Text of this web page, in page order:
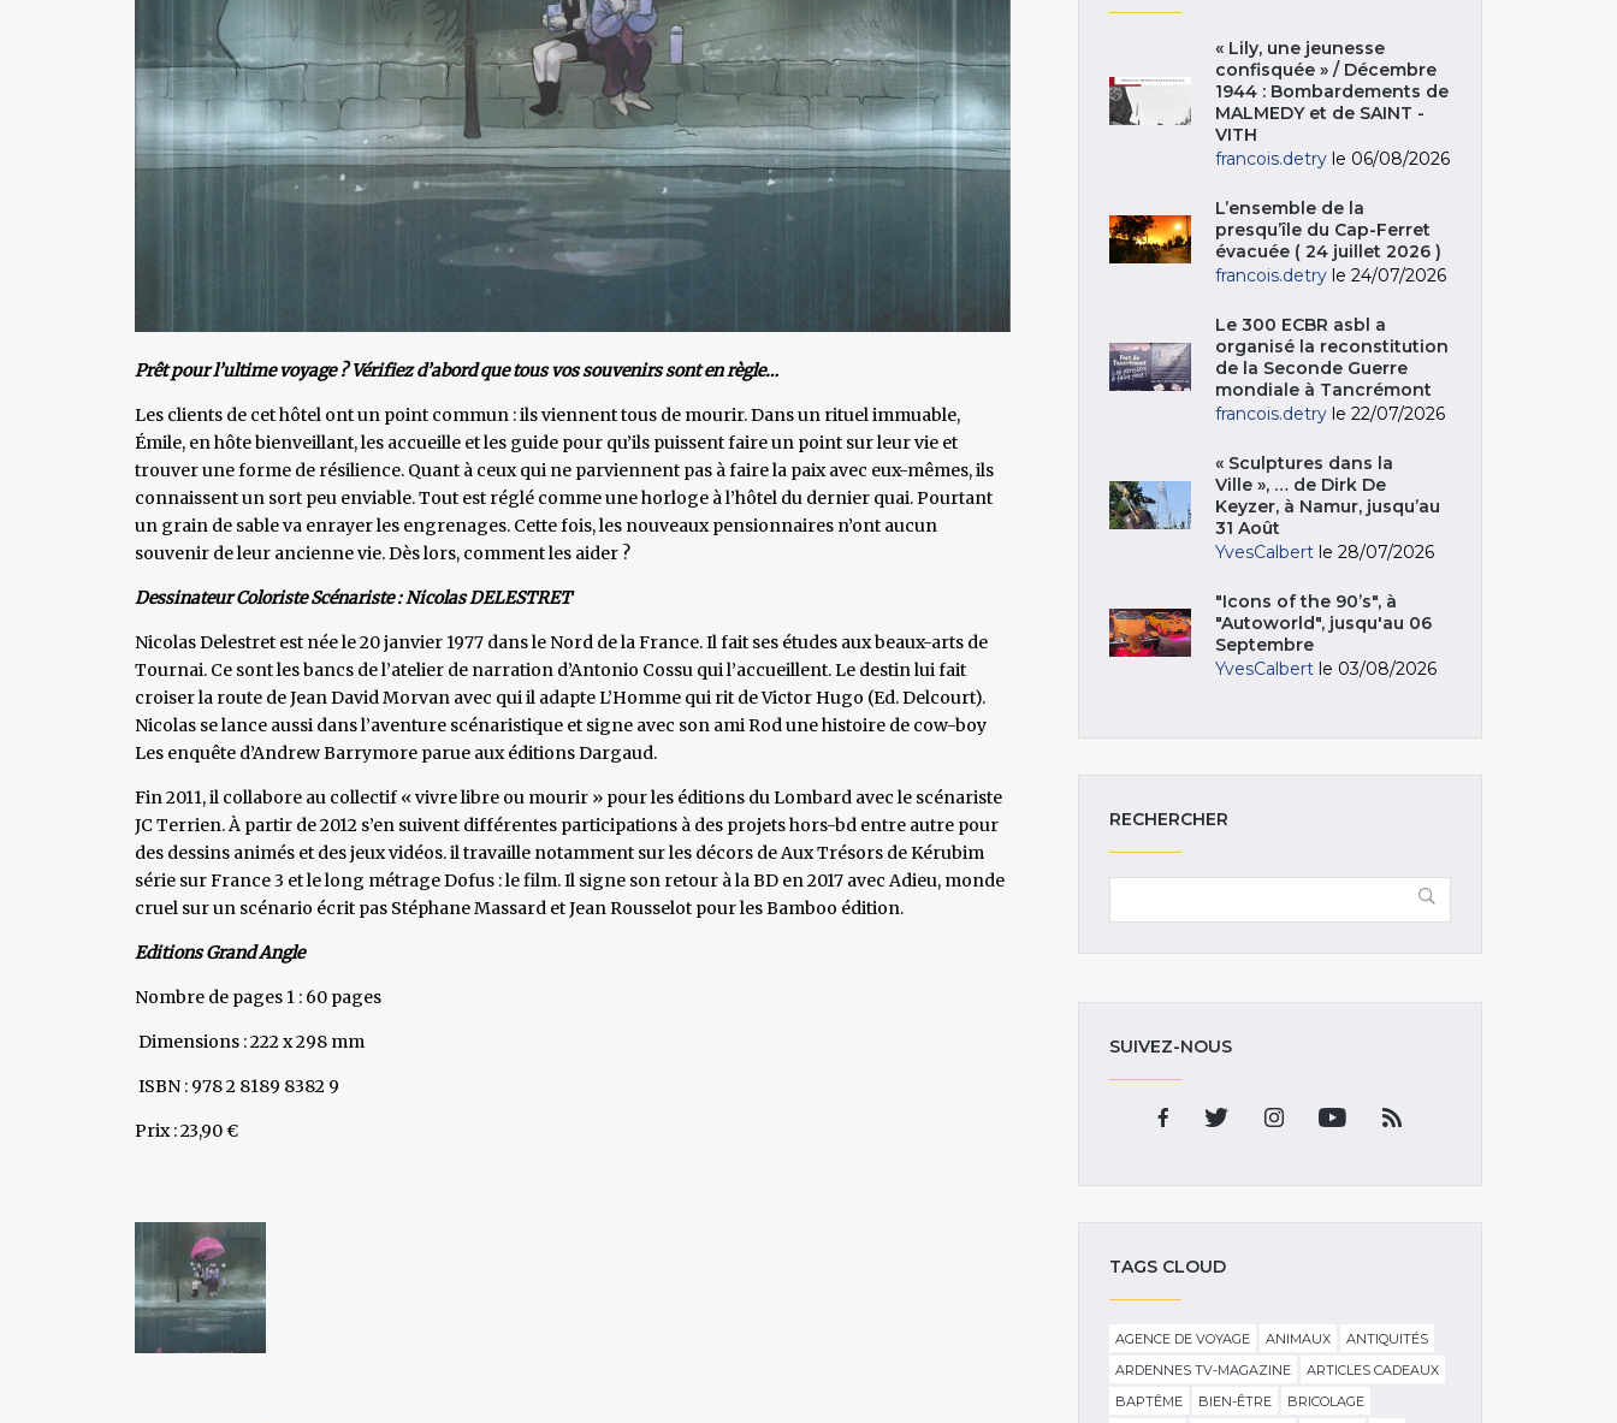
Prêt pour l’ultime voyage ? Vérifiez d’abord que tous vos souvenirs sont en règle…
Les clients de cet hôtel ont un point commun : ils viennent tous de mourir. Dans un rituel immuable,
Émile, en hôte bienveillant, les accueille et les guide pour qu’ils puissent faire un point sur leur vie et
trouver une forme de résilience. Quant à ceux qui ne parviennent pas à faire la paix avec eux-mêmes, ils
connaissent un sort peu enviable. Tout est réglé comme une horloge à l’hôtel du dernier quai. Pourtant
un grain de sable va enrayer les engrenages. Cette fois, les nouveaux pensionnaires n’ont aucun
souvenir de leur ancienne vie. Dès lors, comment les aider ?
Dessinateur Coloriste Scénariste : Nicolas DELESTRET
Nicolas Delestret est née le 20 janvier 1977 dans le Nord de la France. Il fait ses études aux beaux-arts de
Tournai. Ce sont les bancs de l’atelier de narration d’Antonio Cossu qui l’accueillent. Le destin lui fait
croiser la route de Jean David Morvan avec qui il adapte L’Homme qui rit de Victor Hugo (Ed. Delcourt).
Nicolas se lance aussi dans l’aventure scénaristique et signe avec son ami Rod une histoire de cow-boy
Les enquête d’Andrew Barrymore parue aux éditions Dargaud.
Fin 2011, il collabore au collectif « vivre libre ou mourir » pour les éditions du Lombard avec le scénariste
JC Terrien. À partir de 2012 s’en suivent différentes participations à des projets hors-bd entre autre pour
des dessins animés et des jeux vidéos. il travaille notamment sur les décors de Aux Trésors de Kérubim
série sur France 3 et le long métrage Dofus : le film. Il signe son retour à la BD en 2017 avec Adieu, monde
cruel sur un scénario écrit pas Stéphane Massard et Jean Rousselot pour les Bamboo édition.
Editions Grand Angle
Nombre de pages 1 : 60 pages
Dimensions : 222 x 298 mm
ISBN : 978 2 8189 8382 9
Prix : 23,90 €
« Lily, une jeunesse
confisquée » / Décembre
1944 : Bombardements de
MALMEDY et de SAINT -
VITH
francois.detry le 06/08/2026
L’ensemble de la
presqu’île du Cap-Ferret
évacuée ( 24 juillet 2026 )
francois.detry le 24/07/2026
Le 300 ECBR asbl a
organisé la reconstitution
de la Seconde Guerre
mondiale à Tancrémont
francois.detry le 22/07/2026
« Sculptures dans la
Ville », … de Dirk De
Keyzer, à Namur, jusqu’au
31 Août
YvesCalbert le 28/07/2026
"Icons of the 90’s", à
"Autoworld", jusqu'au 06
Septembre
YvesCalbert le 03/08/2026
RECHERCHER
SUIVEZ-NOUS
TAGS CLOUD
AGENCE DE VOYAGE ANIMAUX
ANTIQUITÉS
ARDENNES TV-MAGAZINE
ARTICLES CADEAUX
BAPTÊME
BIEN-ÊTRE
BRICOLAGE